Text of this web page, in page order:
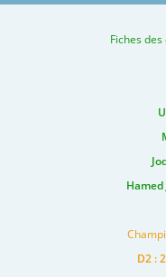
Fiches
D2 :